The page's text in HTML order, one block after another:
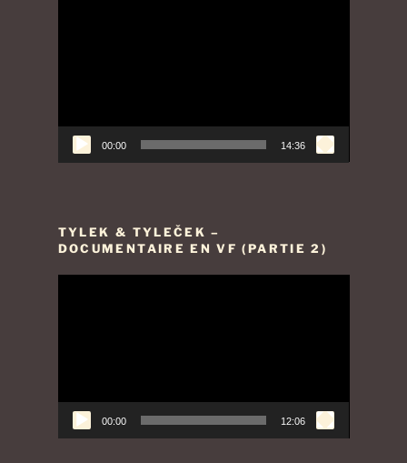
00:00 14:36
TYLEK & TYLEČEK –
DOCUMENTAIRE EN VF (PARTIE 2)
00:00 12:06